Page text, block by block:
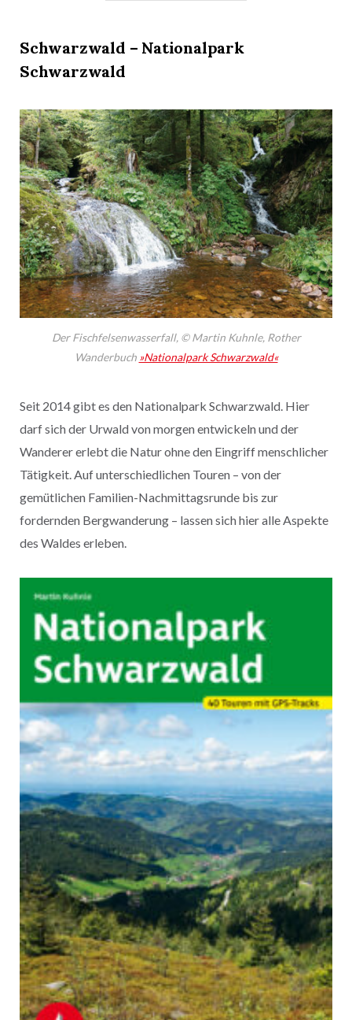
Schwarzwald – Nationalpark
Schwarzwald
Der Fischfelsenwasserfall, © Martin Kuhnle, Rother
Wanderbuch »Nationalpark Schwarzwald«
Seit 2014 gibt es den Nationalpark Schwarzwald. Hier
darf sich der Urwald von morgen entwickeln und der
Wanderer erlebt die Natur ohne den Eingriff menschlicher
Tätigkeit. Auf unterschiedlichen Touren – von der
gemütlichen Familien-Nachmittagsrunde bis zur
fordernden Bergwanderung – lassen sich hier alle Aspekte
des Waldes erleben.